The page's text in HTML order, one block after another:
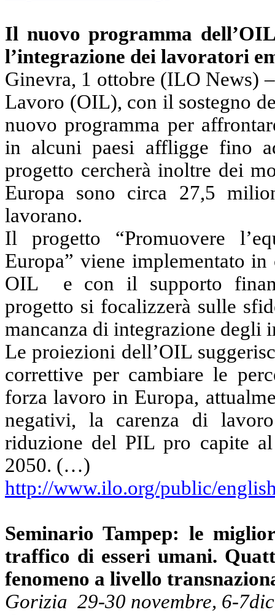
Il nuovo programma
l’integrazione dei lavoratori
Ginevra, 1 ottobre (ILO News)
Lavoro (OIL), con il sostegno
nuovo programma per
in alcuni paesi affligge fino
progetto cercherà inoltre dei
Europa sono circa 27,5
lavorano.
Il progetto “Promuovere
Europa” viene implementato
OIL
e con il supporto
progetto si focalizzerà sulle
mancanza di integrazione degli
Le proiezioni dell’OIL
correttive per cambiare le
forza lavoro in Europa,
negativi, la carenza di
riduzione del PIL pro capite
2050. (…)
http://www.ilo.org/public/
Seminario Tampep: le
traffico di esseri umani.
fenomeno a livello
Gorizia 29-30 novembre, 6-